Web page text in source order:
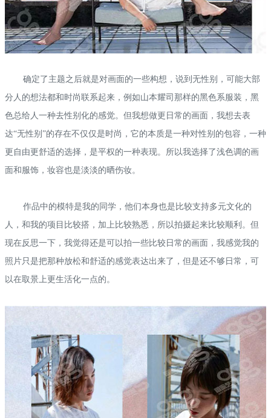
确定了主题之后就是对画面的一些构想，说到无性别，可能大部
分人的想法都和时尚联系起来，例如山本耀司那样的黑色系服装，黑
色总给人一种去性别化的感觉。但我想做更日常的画面，我想去表
达“无性别”的存在不仅仅是时尚，它的本质是一种对性别的包容，一种
更自由更舒适的选择，是平权的一种表现。所以我选择了浅色调的画
面和服饰，妆容也是淡淡的晒伤妆。
作品中的模特是我的同学，他们本身也是比较支持多元文化的
人，和我的项目比较搭，加上比较熟悉，所以拍摄起来比较顺利。但
现在反思一下，我觉得还是可以拍一些比较日常的画面，我感觉我的
照片只是把那种放松和舒适的感觉表达出来了，但是还不够日常，可
以在取景上更生活化一点的。